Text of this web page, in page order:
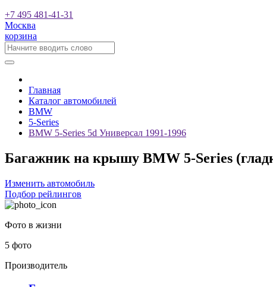
+7 495 481-41-31
Москва
корзина
Главная
Каталог автомобилей
BMW
5-Series
BMW 5-Series 5d Универсал 1991-1996
Багажник на крышу BMW 5-Series
Изменить автомобиль
Подбор рейлингов
Фото в жизни
5 фото
Производитель